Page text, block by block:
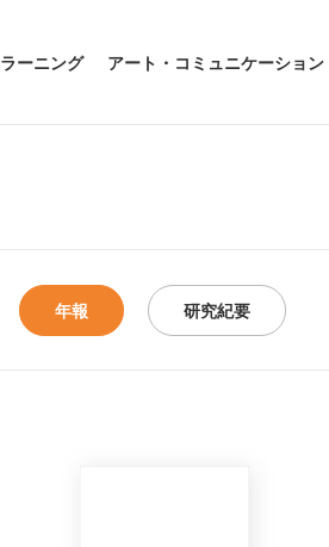
ラーニング アート・コミュニケーション
年報 研究紀要